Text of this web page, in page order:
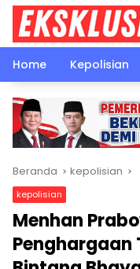
Langsung
konten
Home
Kepolisian
Beranda kepolisian
kepolisian
Menhan
Penghargaan